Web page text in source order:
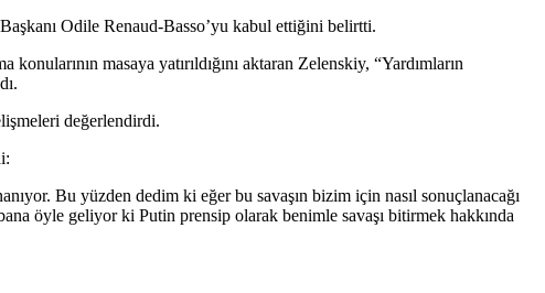
Odile Renaud-Basso’yu kabul ettiğini belirtti.
masaya yatırıldığını aktaran Zelenskiy, “Yardımların
değerlendirdi.
Bu yüzden dedim ki eğer bu savaşın bizim için nasıl sonuçlanacağı
öyle geliyor ki Putin prensip olarak benimle savaşı bitirmek hakkında